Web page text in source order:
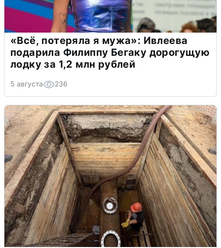
«Всё, потеряла я мужа»: Ивлеева
подарила Филиппу Бегаку дорогущую
лодку за 1,2 млн рублей
5 августа 236